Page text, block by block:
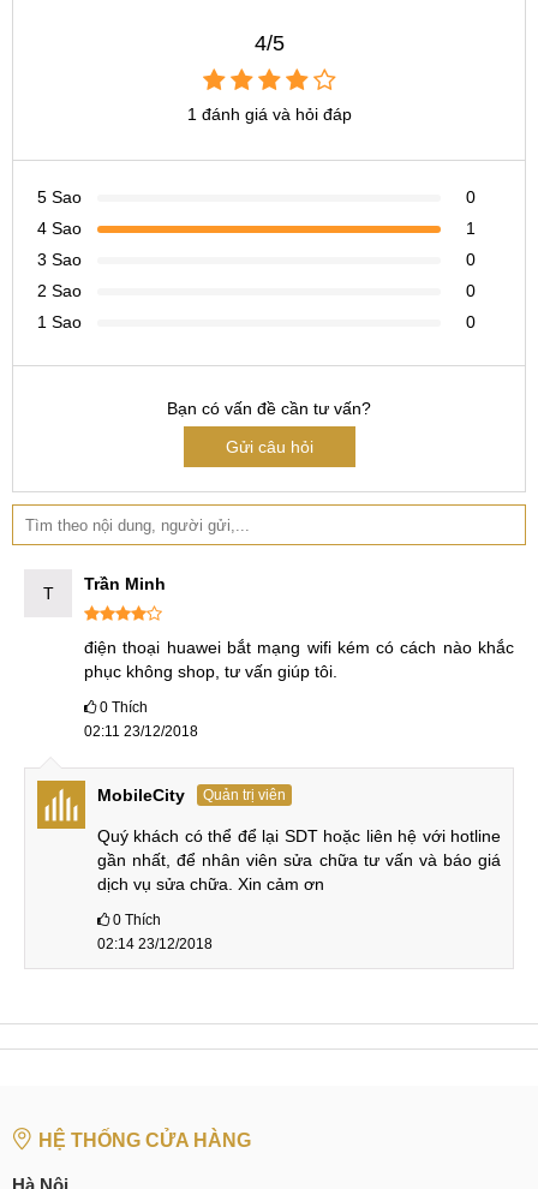
thay ic wifi huawei maimang 7 giá bao nhiêu
thay ic wifi huawei maimang 7 lấy ngay
thay ic wifi huawei maimang 7 ở đâu
4/5
1 đánh giá và hỏi đáp
5 Sao
0
4 Sao
1
3 Sao
0
2 Sao
0
1 Sao
0
Bạn có vấn đề cần tư vấn?
Gửi câu hỏi
T Trần Minh
điện thoại huawei bắt mạng wifi kém có cách nào khắc
phục không shop, tư vấn giúp tôi.
0 Thích
02:11 23/12/2018
MobileCity Quản trị viên
Quý khách có thể để lại SDT hoặc liên hệ với hotline
gần nhất, để nhân viên sửa chữa tư vấn và báo giá
dịch vụ sửa chữa. Xin cảm ơn
0 Thích
02:14 23/12/2018
HỆ THỐNG CỬA HÀNG
Hà Nội